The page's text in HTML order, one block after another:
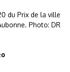
du Prix de la ville
Photo: DR